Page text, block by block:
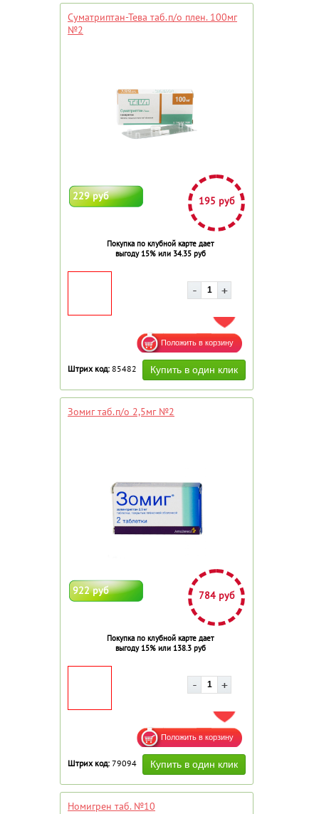
Суматриптан-Тева таб.п/о плен. 100мг
№2
229 руб 195 руб
Покупка по клубной карте дает
выгоду 15% или 34.35 руб
ДОБАВИТЬ В ИЗБРАННОЕ
Штрих код: 85482
Зомиг таб.п/о 2,5мг №2
922 руб 784 руб
Покупка по клубной карте дает
выгоду 15% или 138.3 руб
ДОБАВИТЬ В ИЗБРАННОЕ
Штрих код: 79094
Номигрен таб. №10